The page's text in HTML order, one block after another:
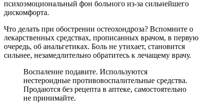
психоэмоциональный фон больного из-за сильнейшего
дискомфорта.
Что делать при обострении остеохондроза? Вспомните о
лекарственных средствах, прописанных врачом, в первую
очередь, об анальгетиках. Боль не утихает, становится
сильнее, незамедлительно обратитесь к лечащему врачу.
Воспаление подавите. Используются
нестероидные противовоспалительные средства.
Продаются без рецепта в аптеке, самостоятельно
не принимайте.